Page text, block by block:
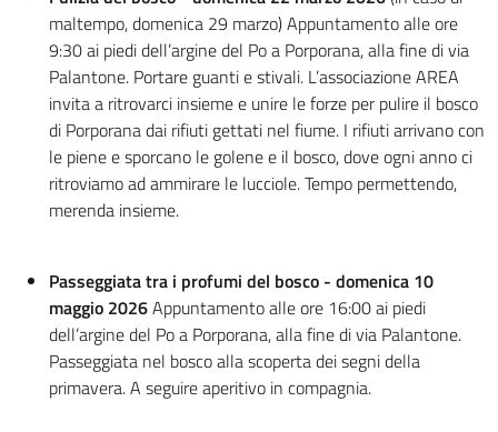
maltempo, domenica 29 marzo) Appuntamento alle ore
9:30 ai piedi dell’argine del Po a Porporana, alla fine di via
Palantone. Portare guanti e stivali. L’associazione AREA
invita a ritrovarci insieme e unire le forze per pulire il bosco
di Porporana dai rifiuti gettati nel fiume. I rifiuti arrivano con
le piene e sporcano le golene e il bosco, dove ogni anno ci
ritroviamo ad ammirare le lucciole. Tempo permettendo,
merenda insieme.
Passeggiata tra i profumi del bosco - domenica 10
maggio 2026Appuntamento alle ore 16:00 ai piedi
dell’argine del Po a Porporana, alla fine di via Palantone.
Passeggiata nel bosco alla scoperta dei segni della
primavera. A seguire aperitivo in compagnia.